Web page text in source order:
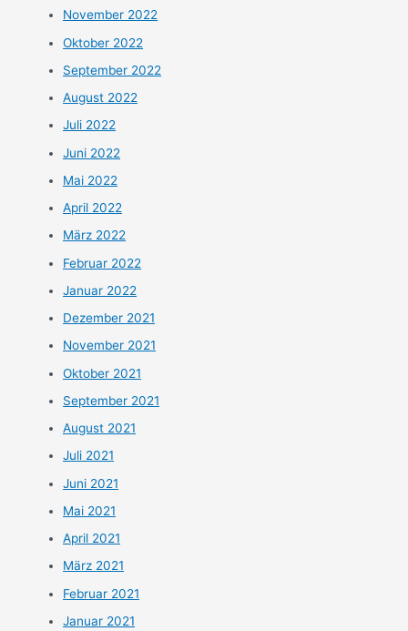
November 2022
Oktober 2022
September 2022
August 2022
Juli 2022
Juni 2022
Mai 2022
April 2022
März 2022
Februar 2022
Januar 2022
Dezember 2021
November 2021
Oktober 2021
September 2021
August 2021
Juli 2021
Juni 2021
Mai 2021
April 2021
März 2021
Februar 2021
Januar 2021